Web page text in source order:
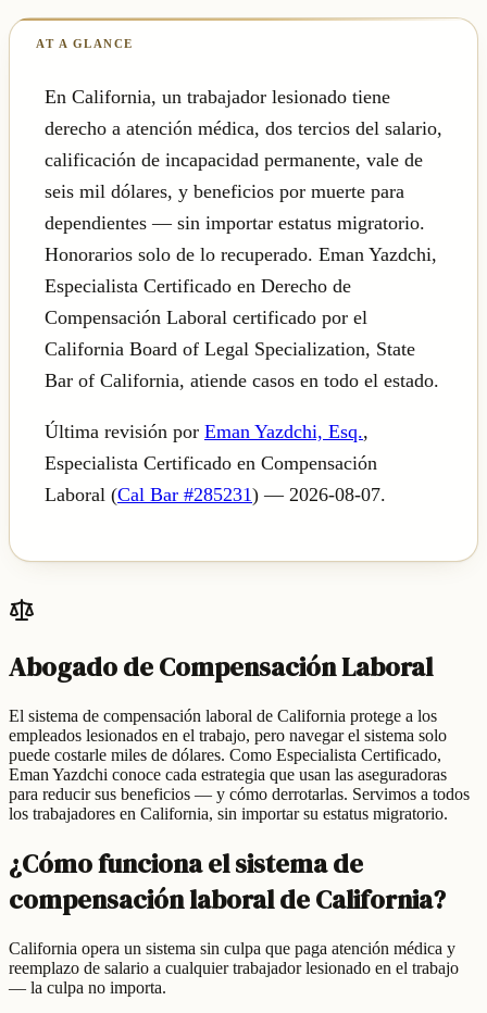
En California, un trabajador lesionado tiene
derecho a atención médica, dos tercios del salario,
calificación de incapacidad permanente, vale de
seis mil dólares, y beneficios por muerte para
dependientes — sin importar estatus migratorio.
Honorarios solo de lo recuperado. Eman Yazdchi,
Especialista Certificado en Derecho de
Compensación Laboral certificado por el
California Board of Legal Specialization, State
Bar of California, atiende casos en todo el estado.
Última revisión por Eman Yazdchi, Esq.,
Especialista Certificado en Compensación
Laboral (Cal Bar #285231) — 2026-08-07.
Abogado de Compensación Laboral
El sistema de compensación laboral de California protege a los
empleados lesionados en el trabajo, pero navegar el sistema solo
puede costarle miles de dólares. Como Especialista Certificado,
Eman Yazdchi conoce cada estrategia que usan las aseguradoras
para reducir sus beneficios — y cómo derrotarlas. Servimos a todos
los trabajadores en California, sin importar su estatus migratorio.
¿Cómo funciona el sistema de
compensación laboral de California?
California opera un sistema sin culpa que paga atención médica y
reemplazo de salario a cualquier trabajador lesionado en el trabajo
— la culpa no importa.